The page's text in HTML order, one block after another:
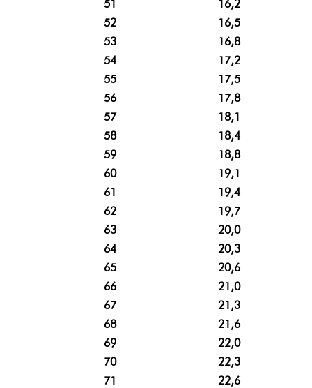
51
16,2
52
16,5
53
16,8
54
17,2
55
17,5
56
17,8
57
18,1
58
18,4
59
18,8
60
19,1
61
19,4
62
19,7
63
20,0
64
20,3
65
20,6
66
21,0
67
21,3
68
21,6
69
22,0
70
22,3
71
22,6